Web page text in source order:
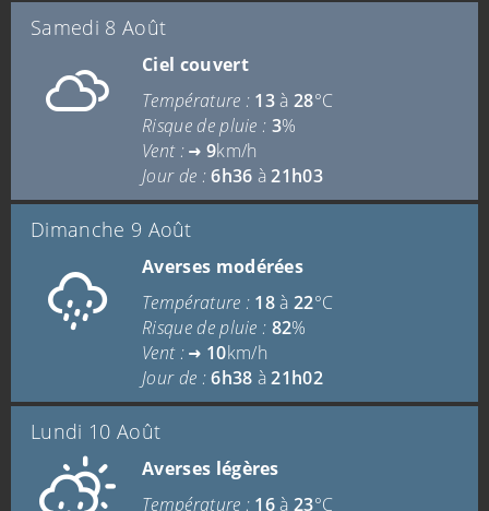
Samedi 8 Août
Ciel couvert
Température : 13à28°C
Risque de pluie : 3%
Vent :
9km/h
Jour de :6h36 à21h03
Dimanche 9 Août
Averses modérées
Température : 18à22°C
Risque de pluie : 82%
Vent :
10km/h
Jour de :6h38 à21h02
Lundi 10 Août
Averses légères
Température : 16à23°C